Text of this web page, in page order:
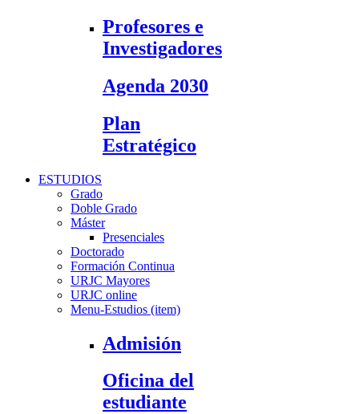
Profesores e
Investigadores
Agenda 2030
Plan
Estratégico
ESTUDIOS
Grado
Doble Grado
Máster
Presenciales
Doctorado
Formación Continua
URJC Mayores
URJC online
Menu-Estudios (item)
Admisión
Oficina del
estudiante